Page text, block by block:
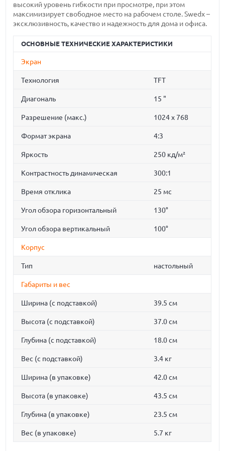
высокий уровень гибкости при просмотре, при этом
максимизирует свободное место на рабочем столе. Swedx –
эксклюзивность, качество и надежность для дома и офиса.
ОСНОВНЫЕ ТЕХНИЧЕСКИЕ ХАРАКТЕРИСТИКИ
Экран
Технология TFT
Диагональ 15 "
Разрешение (макс.) 1024 x 768
Формат экрана 4:3
Яркость 250 кд/м²
Контрастность динамическая 300:1
Время отклика 25 мс
Угол обзора горизонтальный 130°
Угол обзора вертикальный 100°
Корпус
Тип настольный
Габариты и вес
Ширина (с подставкой) 39.5 см
Высота (с подставкой) 37.0 см
Глубина (с подставкой) 18.0 см
Вес (с подставкой) 3.4 кг
Ширина (в упаковке) 42.0 см
Высота (в упаковке) 43.5 см
Глубина (в упаковке) 23.5 см
Вес (в упаковке) 5.7 кг